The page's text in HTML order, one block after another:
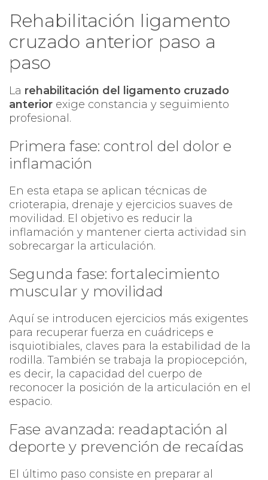
Rehabilitación ligamento
cruzado anterior paso a
paso
La rehabilitación del ligamento cruzado
anterior exige constancia y seguimiento
profesional.
Primera fase: control del dolor e
inflamación
En esta etapa se aplican técnicas de
crioterapia, drenaje y ejercicios suaves de
movilidad. El objetivo es reducir la
inflamación y mantener cierta actividad sin
sobrecargar la articulación.
Segunda fase: fortalecimiento
muscular y movilidad
Aquí se introducen ejercicios más exigentes
para recuperar fuerza en cuádriceps e
isquiotibiales, claves para la estabilidad de la
rodilla. También se trabaja la propiocepción,
es decir, la capacidad del cuerpo de
reconocer la posición de la articulación en el
espacio.
Fase avanzada: readaptación al
deporte y prevención de recaídas
El último paso consiste en preparar al